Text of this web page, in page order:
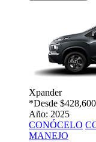
Xpander
*Desde
Año: 2025
CONÓCELO
MANEJO